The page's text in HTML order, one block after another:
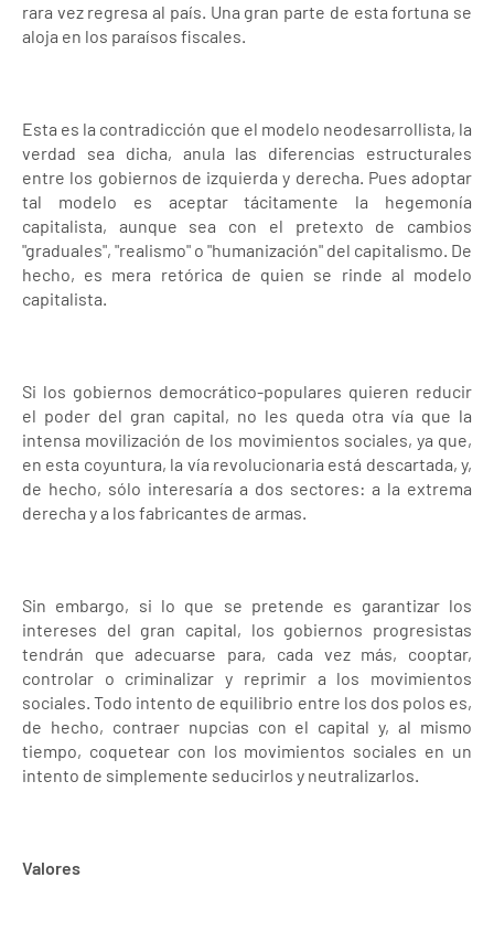
rara vez regresa al país. Una gran parte de esta fortuna se
aloja en los paraísos fiscales.
Esta es la contradicción que el modelo neodesarrollista, la
verdad sea dicha, anula las diferencias estructurales
entre los gobiernos de izquierda y derecha. Pues adoptar
tal modelo es aceptar tácitamente la hegemonía
capitalista, aunque sea con el pretexto de cambios
"graduales", "realismo" o "humanización" del capitalismo. De
hecho, es mera retórica de quien se rinde al modelo
capitalista.
Si los gobiernos democrático-populares quieren reducir
el poder del gran capital, no les queda otra vía que la
intensa movilización de los movimientos sociales, ya que,
en esta coyuntura, la vía revolucionaria está descartada, y,
de hecho, sólo interesaría a dos sectores: a la extrema
derecha y a los fabricantes de armas.
Sin embargo, si lo que se pretende es garantizar los
intereses del gran capital, los gobiernos progresistas
tendrán que adecuarse para, cada vez más, cooptar,
controlar o criminalizar y reprimir a los movimientos
sociales. Todo intento de equilibrio entre los dos polos es,
de hecho, contraer nupcias con el capital y, al mismo
tiempo, coquetear con los movimientos sociales en un
intento de simplemente seducirlos y neutralizarlos.
Valores